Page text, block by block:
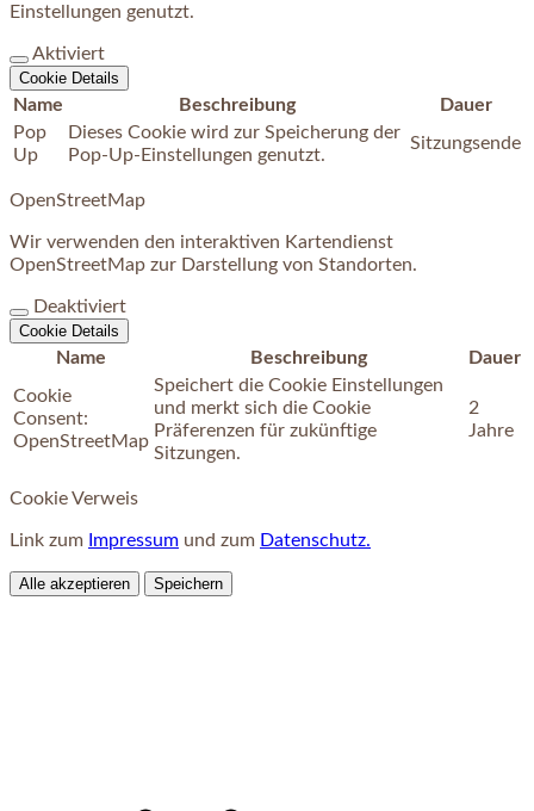
Einstellungen genutzt.
Aktiviert
Cookie Details
Name Beschreibung
Dauer
Pop
Up
Dieses Cookie wird zur Speicherung der
Pop-Up-Einstellungen genutzt.
Sitzungsende
OpenStreetMap
Wir verwenden den interaktiven Kartendienst
OpenStreetMap zur Darstellung von Standorten.
Deaktiviert
Cookie Details
Name Beschreibung
Dauer
Cookie
Consent:
OpenStreetMap
Speichert die Cookie Einstellungen
und merkt sich die Cookie
Präferenzen für zukünftige
Sitzungen.
2
Jahre
Cookie Verweis
Link zum Impressum und zum Datenschutz.
Alle akzeptieren Speichern